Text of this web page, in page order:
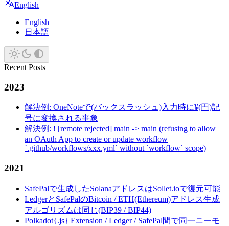
English
English
日本語
Recent Posts
2023
解決例: OneNoteで(バックスラッシュ)入力時に¥(円)記
号に変換される事象
解決例: ! [remote rejected] main -> main (refusing to allow
an OAuth App to create or update workflow
`.github/workflows/xxx.yml` without `workflow` scope)
2021
SafePalで生成したSolanaアドレスはSollet.ioで復元可能
LedgerとSafePalのBitcoin / ETH(Ethereum)アドレス生成
アルゴリズムは同じ(BIP39 / BIP44)
Polkadot{.js} Extension / Ledger / SafePal間で同一ニーモ